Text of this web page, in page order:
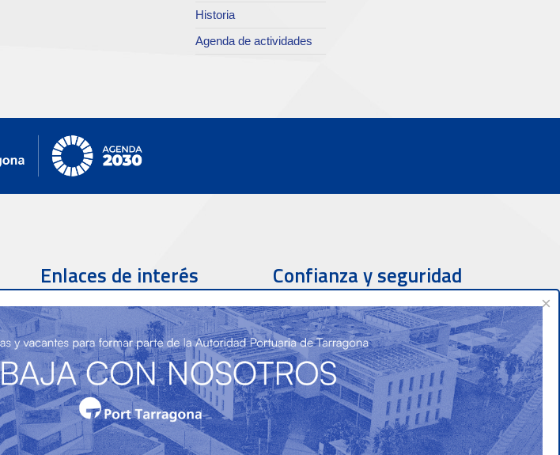
Historia
Agenda de actividades
Enlaces de interés
Partners
Confianza y seguridad
×